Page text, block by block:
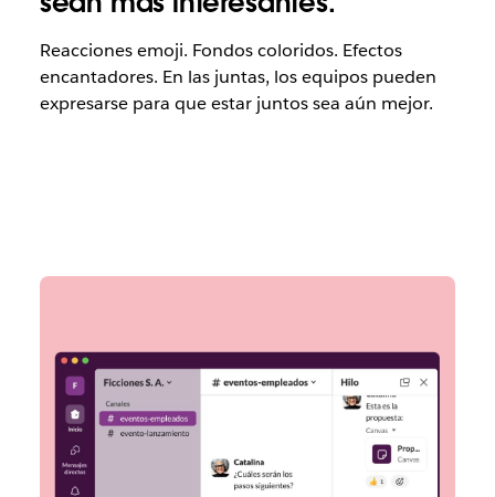
Reacciones emoji. Fondos coloridos. Efectos
encantadores. En las juntas, los equipos pueden
expresarse para que estar juntos sea aún mejor.